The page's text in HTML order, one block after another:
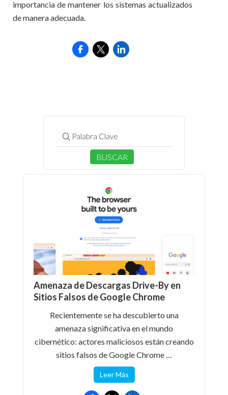
importancia de mantener los sistemas actualizados
de manera adecuada.
Amenaza de Descargas Drive-By en
Sitios Falsos de Google Chrome
Recientemente se ha descubierto una
amenaza significativa en el mundo
cibernético: actores maliciosos están creando
sitios falsos de Google Chrome …
Leer Más